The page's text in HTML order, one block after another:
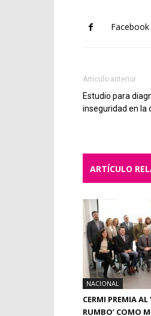
Facebook
Artículo anterior
Estudio para
inseguridad en la
ARTÍCULO
NACIONAL
CERMI PREMIA AL
RUMBO’ COMO